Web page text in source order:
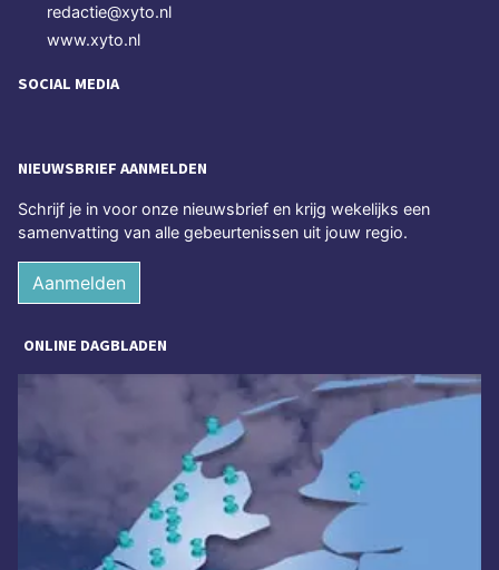
redactie@xyto.nl
www.xyto.nl
SOCIAL MEDIA
NIEUWSBRIEF AANMELDEN
Schrijf je in voor onze nieuwsbrief en krijg wekelijks een
samenvatting van alle gebeurtenissen uit jouw regio.
Aanmelden
ONLINE DAGBLADEN